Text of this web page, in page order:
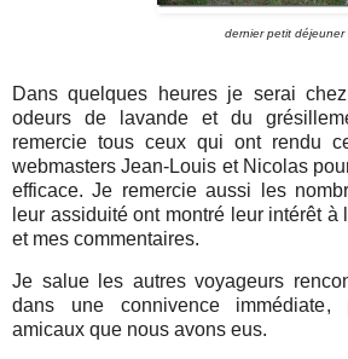
dernier petit
Dans quelques heures je serai
odeurs de lavande et du
remercie tous ceux qui ont rendu
webmasters Jean-Louis et Nicolas
efficace. Je remercie aussi les
leur assiduité ont montré leur intérêt
et mes commentaires.
Je salue les autres voyageurs
dans une connivence immédiate,
amicaux que nous avons eus.